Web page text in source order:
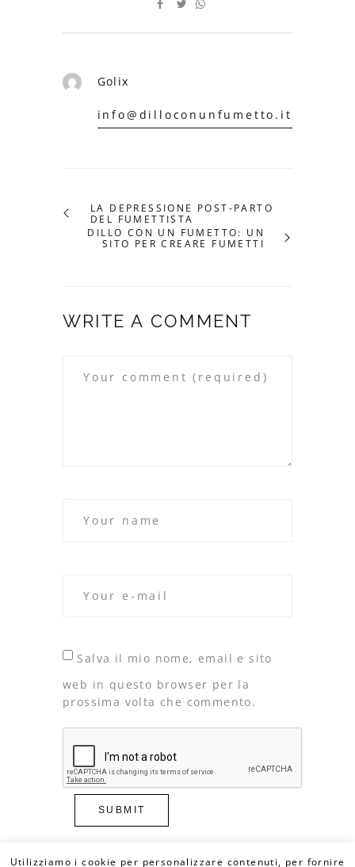
Golix
info@dilloconunfumetto.it
LA DEPRESSIONE POST-PARTO
DEL FUMETTISTA
DILLO CON UN FUMETTO: UN
SITO PER CREARE FUMETTI
WRITE A COMMENT
Salva il mio nome, email e sito
web in questo browser per la
prossima volta che commento.
Utilizziamo i cookie per personalizzare contenuti, per fornire